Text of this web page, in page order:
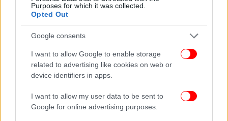
Purposes for which it was collected.
Opted Out
Google consents
I want to allow Google to enable storage
related to advertising like cookies on web or
device identifiers in apps.
I want to allow my user data to be sent to
Google for online advertising purposes.
Δείτε όλες τις τελευταίες
στο
ΔΙΑΒΑΣΤΕ ΠΕΡΙΣΣΟΤΕΡΑ ΚΌΡΙΝΘΟΣ ΚΑΦΕΤΈΡΕΙΑ
ΒΈΡΓΑ
ΗΛΙΚΙΩΜΈΝΗ ΓΥΝΑΊΚΑ